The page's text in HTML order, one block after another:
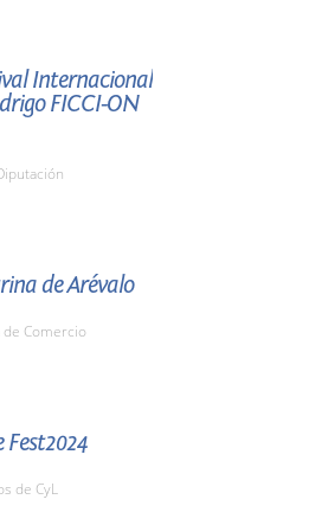
Internacional
FICCI-ON
de Arévalo
de Comercio
Fest2024
de CyL